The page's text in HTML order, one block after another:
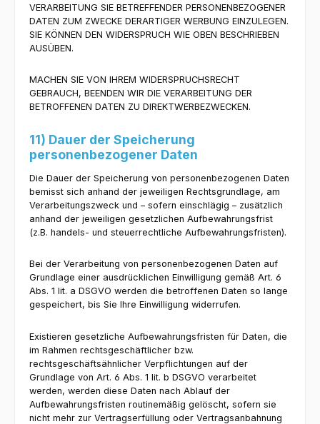
VERARBEITUNG SIE BETREFFENDER PERSONENBEZOGENER
DATEN ZUM ZWECKE DERARTIGER WERBUNG EINZULEGEN.
SIE KÖNNEN DEN WIDERSPRUCH WIE OBEN BESCHRIEBEN
AUSÜBEN.
MACHEN SIE VON IHREM WIDERSPRUCHSRECHT
GEBRAUCH, BEENDEN WIR DIE VERARBEITUNG DER
BETROFFENEN DATEN ZU DIREKTWERBEZWECKEN.
11) Dauer der Speicherung
personenbezogener Daten
Die Dauer der Speicherung von personenbezogenen Daten
bemisst sich anhand der jeweiligen Rechtsgrundlage, am
Verarbeitungszweck und – sofern einschlägig – zusätzlich
anhand der jeweiligen gesetzlichen Aufbewahrungsfrist
(z.B. handels- und steuerrechtliche Aufbewahrungsfristen).
Bei der Verarbeitung von personenbezogenen Daten auf
Grundlage einer ausdrücklichen Einwilligung gemäß Art. 6
Abs. 1 lit. a DSGVO werden die betroffenen Daten so lange
gespeichert, bis Sie Ihre Einwilligung widerrufen.
Existieren gesetzliche Aufbewahrungsfristen für Daten, die
im Rahmen rechtsgeschäftlicher bzw.
rechtsgeschäftsähnlicher Verpflichtungen auf der
Grundlage von Art. 6 Abs. 1 lit. b DSGVO verarbeitet
werden, werden diese Daten nach Ablauf der
Aufbewahrungsfristen routinemäßig gelöscht, sofern sie
nicht mehr zur Vertragserfüllung oder Vertragsanbahnung